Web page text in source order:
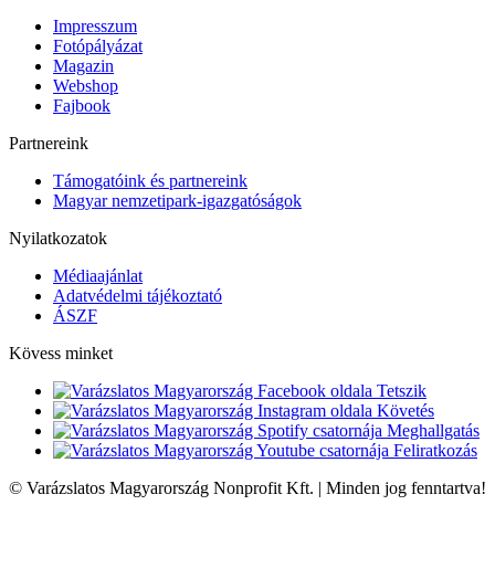
Impresszum
Fotópályázat
Magazin
Webshop
Fajbook
Partnereink
Támogatóink és partnereink
Magyar nemzetipark-igazgatóságok
Nyilatkozatok
Médiaajánlat
Adatvédelmi tájékoztató
ÁSZF
Kövess minket
Tetszik
Követés
Meghallgatás
Feliratkozás
© Varázslatos Magyarország Nonprofit Kft. | Minden jog fenntartva!